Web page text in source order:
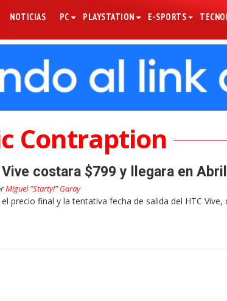
NOTICIAS PC PLAYSTATION E-SPORTS
Contraption
costara $799 y llegara en Abril
Miguel "Starty!" Garay
precio final y la tentativa fecha de salida del HTC Vive,